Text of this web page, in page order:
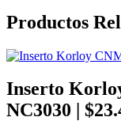
Productos
Inserto
NC3030 |